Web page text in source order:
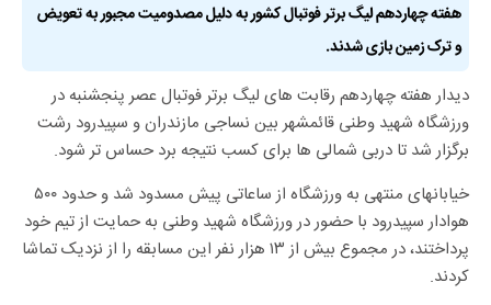
هفته چهاردهم لیگ برتر فوتبال کشور به دلیل مصدومیت مجبور به تعویض
و ترک زمین بازی شدند.
دیدار هفته چهاردهم رقابت های لیگ برتر فوتبال عصر پنجشنبه در
ورزشگاه شهید وطنی قائمشهر بین نساجی مازندران و سپیدرود رشت
برگزار شد تا دربی شمالی ها برای کسب نتیجه برد حساس تر شود.
خیابانهای منتهی به ورزشگاه از ساعاتی پیش مسدود شد و
حدود ۵۰۰
هوادار سپیدرود با حضور در ورزشگاه شهید وطنی به حمایت از تیم خود
پرداختند، در مجموع بیش از ۱۳ هزار نفر این مسابقه را از نزدیک تماشا
کردند.